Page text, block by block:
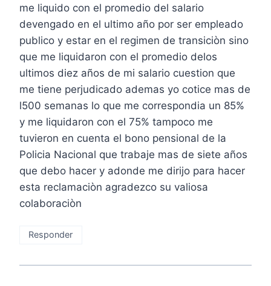
me liquido con el promedio del salario
devengado en el ultimo año por ser empleado
publico y estar en el regimen de transiciòn sino
que me liquidaron con el promedio delos
ultimos diez años de mi salario cuestion que
me tiene perjudicado ademas yo cotice mas de
l500 semanas lo que me correspondia un 85%
y me liquidaron con el 75% tampoco me
tuvieron en cuenta el bono pensional de la
Policia Nacional que trabaje mas de siete años
que debo hacer y adonde me dirijo para hacer
esta reclamaciòn agradezco su valiosa
colaboraciòn
Responder